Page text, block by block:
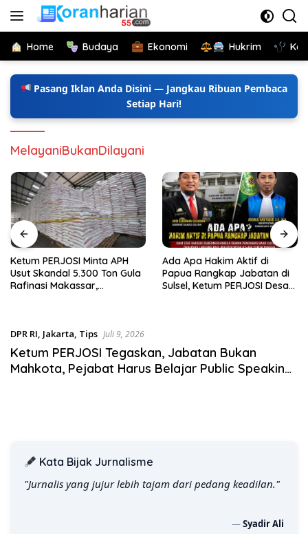
Langsung
Home Budaya Ekonomi Hukrim
Pasang Iklan Anda Disini — Jangkau Ribuan Pembaca
Setiap Hari!
MelayaniBukanDilayani
Ketum PERJOSI Minta APH
Usut Skandal 5.300 Ton Gula
Rafinasi Makassar,
Ada Apa Hakim Aktif di
Papua Rangkap Jabatan di
Sulsel, Ketum PERJOSI Desak
DPR RI, Jakarta, Tips Juli 9, 2026
Ketum PERJOSI Tegaskan, Jabatan Bukan
Mahkota, Pejabat Harus Belajar Public Speaking,
Kata Bijak Jurnalisme
"Jurnalis yang jujur lebih tajam dari pedang keadilan."
—Syadir Ali